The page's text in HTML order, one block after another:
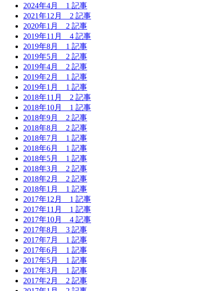
2024年4月 1 記事
2021年12月 2 記事
2020年1月 2 記事
2019年11月 4 記事
2019年8月 1 記事
2019年5月 2 記事
2019年4月 2 記事
2019年2月 1 記事
2019年1月 1 記事
2018年11月 2 記事
2018年10月 1 記事
2018年9月 2 記事
2018年8月 2 記事
2018年7月 1 記事
2018年6月 1 記事
2018年5月 1 記事
2018年3月 2 記事
2018年2月 2 記事
2018年1月 1 記事
2017年12月 1 記事
2017年11月 1 記事
2017年10月 4 記事
2017年8月 3 記事
2017年7月 1 記事
2017年6月 1 記事
2017年5月 1 記事
2017年3月 1 記事
2017年2月 2 記事